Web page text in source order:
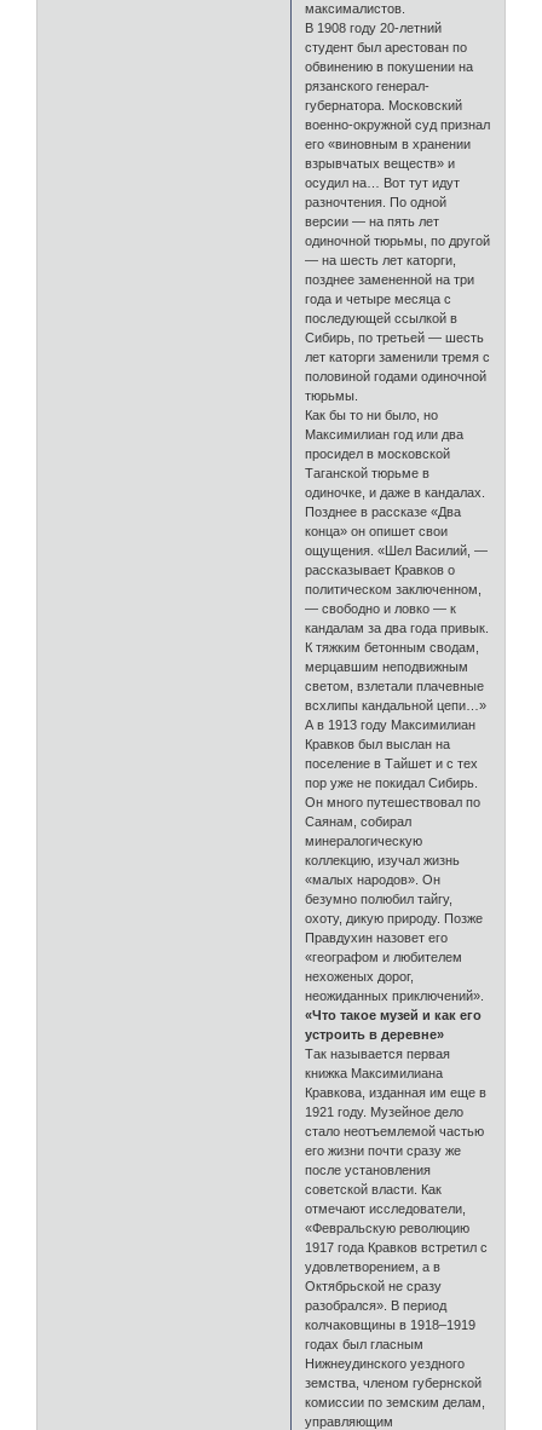
максималистов.
В 1908 году 20-летний
студент был арестован по
обвинению в покушении на
рязанского генерал-
губернатора. Московский
военно-окружной суд признал
его «виновным в хранении
взрывчатых веществ» и
осудил на… Вот тут идут
разночтения. По одной
версии — на пять лет
одиночной тюрьмы, по другой
— на шесть лет каторги,
позднее замененной на три
года и четыре месяца с
последующей ссылкой в
Сибирь, по третьей — шесть
лет каторги заменили тремя с
половиной годами одиночной
тюрьмы.
Как бы то ни было, но
Максимилиан год или два
просидел в московской
Таганской тюрьме в
одиночке, и даже в кандалах.
Позднее в рассказе «Два
конца» он опишет свои
ощущения. «Шел Василий, —
рассказывает Кравков о
политическом заключенном,
— свободно и ловко — к
кандалам за два года привык.
К тяжким бетонным сводам,
мерцавшим неподвижным
светом, взлетали плачевные
всхлипы кандальной цепи…»
А в 1913 году Максимилиан
Кравков был выслан на
поселение в Тайшет и с тех
пор уже не покидал Сибирь.
Он много путешествовал по
Саянам, собирал
минералогическую
коллекцию, изучал жизнь
«малых народов». Он
безумно полюбил тайгу,
охоту, дикую природу. Позже
Правдухин назовет его
«географом и любителем
нехоженых дорог,
неожиданных приключений».
«Что такое музей и как его
устроить в деревне»
Так называется первая
книжка Максимилиана
Кравкова, изданная им еще в
1921 году. Музейное дело
стало неотъемлемой частью
его жизни почти сразу же
после установления
советской власти. Как
отмечают исследователи,
«Февральскую революцию
1917 года Кравков встретил с
удовлетворением, а в
Октябрьской не сразу
разобрался». В период
колчаковщины в 1918–1919
годах был гласным
Нижнеудинского уездного
земства, членом губернской
комиссии по земским делам,
управляющим